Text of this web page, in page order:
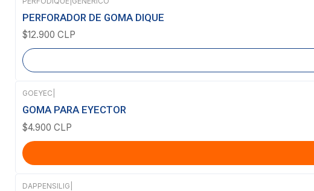
Agotado
PERFORADOR DE GOMA DIQUE
$12.900 CLP
GOEYEC
GOMA PARA EYECTOR
$4.900 CLP
DAPPENSILIG